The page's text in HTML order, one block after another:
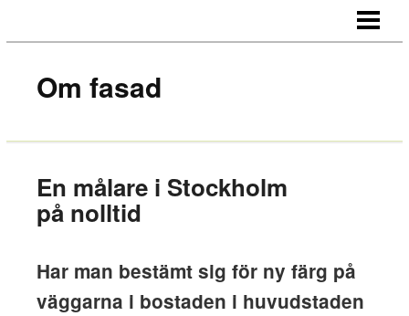
KONTAKT
Om fasad
En målare i Stockholm
på nolltid
Har man bestämt sig för ny färg på
väggarna i bostaden i huvudstaden